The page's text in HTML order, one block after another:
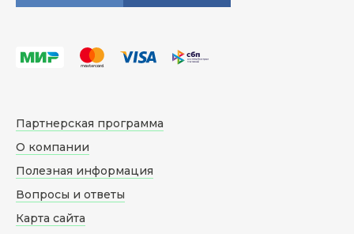
Партнерская программа
О компании
Полезная информация
Вопросы и ответы
Карта сайта